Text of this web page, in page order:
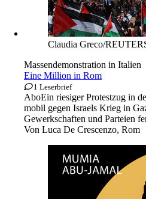
Claudia Greco/
Massendemonstration in Italien
Eine Million in Rom
1 Leserbrief
AboEin riesiger Protestzug in
mobil gegen Israels Krieg in
Gewerkschaften und Parteien
Von Luca De Crescenzo, Rom